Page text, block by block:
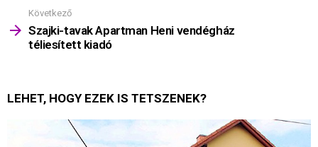
Következő
Szajki-tavak Apartman Heni vendégház
téliesített kiadó
LEHET, HOGY EZEK IS TETSZENEK?